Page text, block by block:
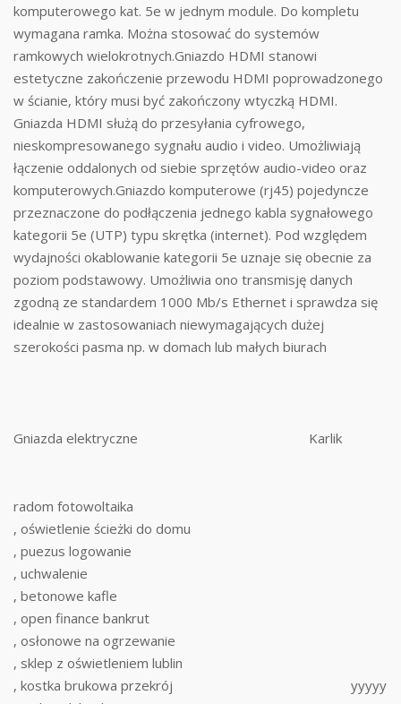
komputerowego kat. 5e w jednym module. Do kompletu
wymagana ramka. Można stosować do systemów
ramkowych wielokrotnych.Gniazdo HDMI stanowi
estetyczne zakończenie przewodu HDMI poprowadzonego
w ścianie, który musi być zakończony wtyczką HDMI.
Gniazda HDMI służą do przesyłania cyfrowego,
nieskompresowanego sygnału audio i video. Umożliwiają
łączenie oddalonych od siebie sprzętów audio-video oraz
komputerowych.Gniazdo komputerowe (rj45) pojedyncze
przeznaczone do podłączenia jednego kabla sygnałowego
kategorii 5e (UTP) typu skrętka (internet). Pod względem
wydajności okablowanie kategorii 5e uznaje się obecnie za
poziom podstawowy. Umożliwia ono transmisję danych
zgodną ze standardem 1000 Mb/s Ethernet i sprawdza się
idealnie w zastosowaniach niewymagających dużej
szerokości pasma np. w domach lub małych biurach
Gniazda elektryczne Karlik
radom fotowoltaika
, oświetlenie ścieżki do domu
, puezus logowanie
, uchwalenie
, betonowe kafle
, open finance bankrut
, osłonowe na ogrzewanie
, sklep z oświetleniem lublin
, kostka brukowa przekrój
yyyyy